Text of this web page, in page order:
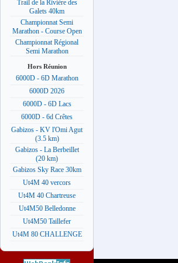
Trail de la Rivière des
Galets 40km
Championnat Semi
Marathon - Course Open
Championnat Régional
Semi Marathon
Hors Réunion
6000D - 6D Marathon
6000D 2026
6000D - 6D Lacs
6000D - 6d Crêtes
Gabizos - KV l'Omi Agut
(3.5 km)
Gabizos - La Berbeillet
(20 km)
Gabizos Sky Race 30km
Ut4M 40 vercors
Ut4M 40 Chartreuse
Ut4M50 Belledonne
Ut4M50 Taillefer
Ut4M 80 CHALLENGE